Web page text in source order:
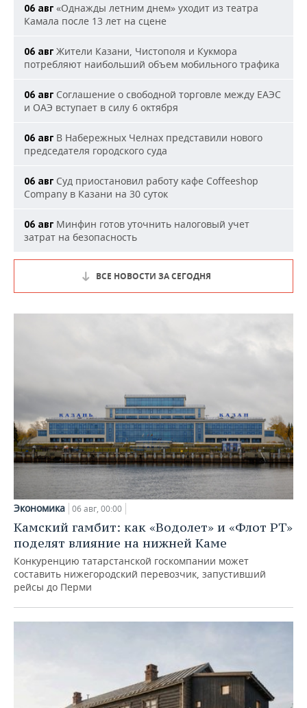
06 авг «Однажды летним днем» уходит из театра
Камала после 13 лет на сцене
06 авг Жители Казани, Чистополя и Кукмора
потребляют наибольший объем мобильного трафика
06 авг Соглашение о свободной торговле между ЕАЭС
и ОАЭ вступает в силу 6 октября
06 авг В Набережных Челнах представили нового
председателя городского суда
06 авг Суд приостановил работу кафе Coffeeshop
Company в Казани на 30 суток
06 авг Минфин готов уточнить налоговый учет
затрат на безопасность
ВСЕ НОВОСТИ ЗА СЕГОДНЯ
Экономика 06 авг, 00:00
Камский гамбит: как «Водолет» и «Флот РТ»
поделят влияние на нижней Каме
Конкуренцию татарстанской госкомпании может
составить нижегородский перевозчик, запустивший
рейсы до Перми